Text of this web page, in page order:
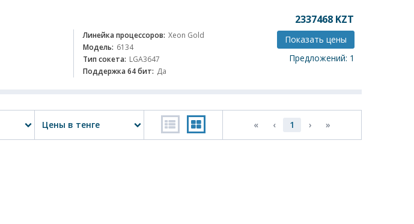
Линейка процессоров: Xeon Gold
Модель: 6134
Тип сокета: LGA3647
Поддержка 64 бит: Да
2337468 KZT
Показать цены
Предложений: 1
Цены в тенге « ‹ 1 › »